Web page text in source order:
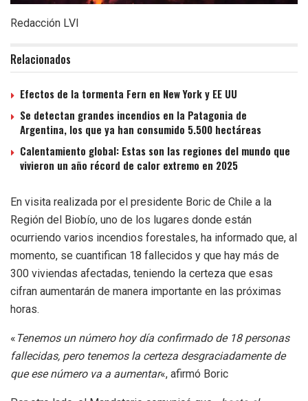
Redacción LVI
Relacionados
Efectos de la tormenta Fern en New York y EE UU
Se detectan grandes incendios en la Patagonia de
Argentina, los que ya han consumido 5.500 hectáreas
Calentamiento global: Estas son las regiones del mundo que
vivieron un año récord de calor extremo en 2025
En visita realizada por el presidente Boric de Chile a la
Región del Biobío, uno de los lugares donde están
ocurriendo varios incendios forestales, ha informado que, al
momento, se cuantifican 18 fallecidos y que hay más de
300 viviendas afectadas, teniendo la certeza que esas
cifran aumentarán de manera importante en las próximas
horas.
« Tenemos un número hoy día confirmado de 18 personas
fallecidas, pero tenemos la certeza desgraciadamente de
que ese número va a aumentar«, afirmó Boric